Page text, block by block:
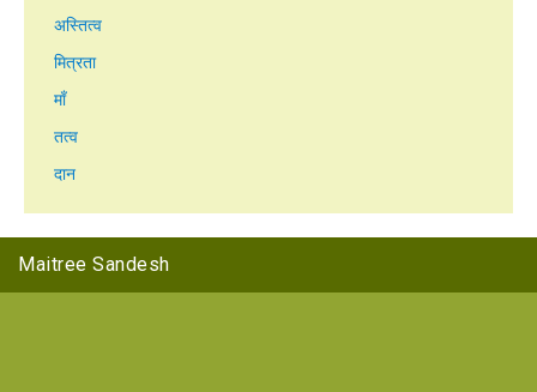
अस्तित्व
मित्रता
माँ
तत्व
दान
Maitree Sandesh